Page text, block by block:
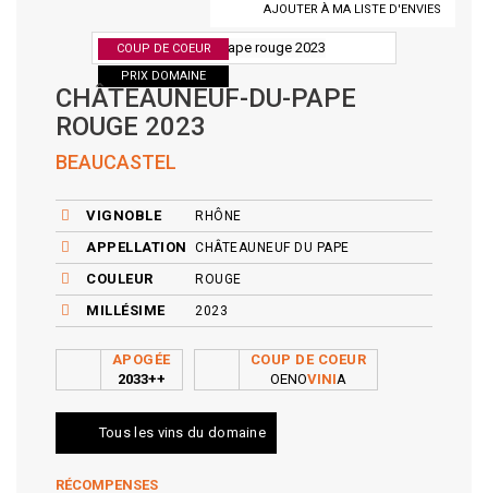
AJOUTER À MA LISTE D'ENVIES
COUP DE COEUR
PRIX DOMAINE
CHÂTEAUNEUF-DU-PAPE
ROUGE 2023
BEAUCASTEL
VIGNOBLE RHÔNE
APPELLATION CHÂTEAUNEUF DU PAPE
COULEUR ROUGE
MILLÉSIME 2023
APOGÉE
2033++
COUP DE COEUR
OENOVINIA
Tous les vins du domaine
RÉCOMPENSES